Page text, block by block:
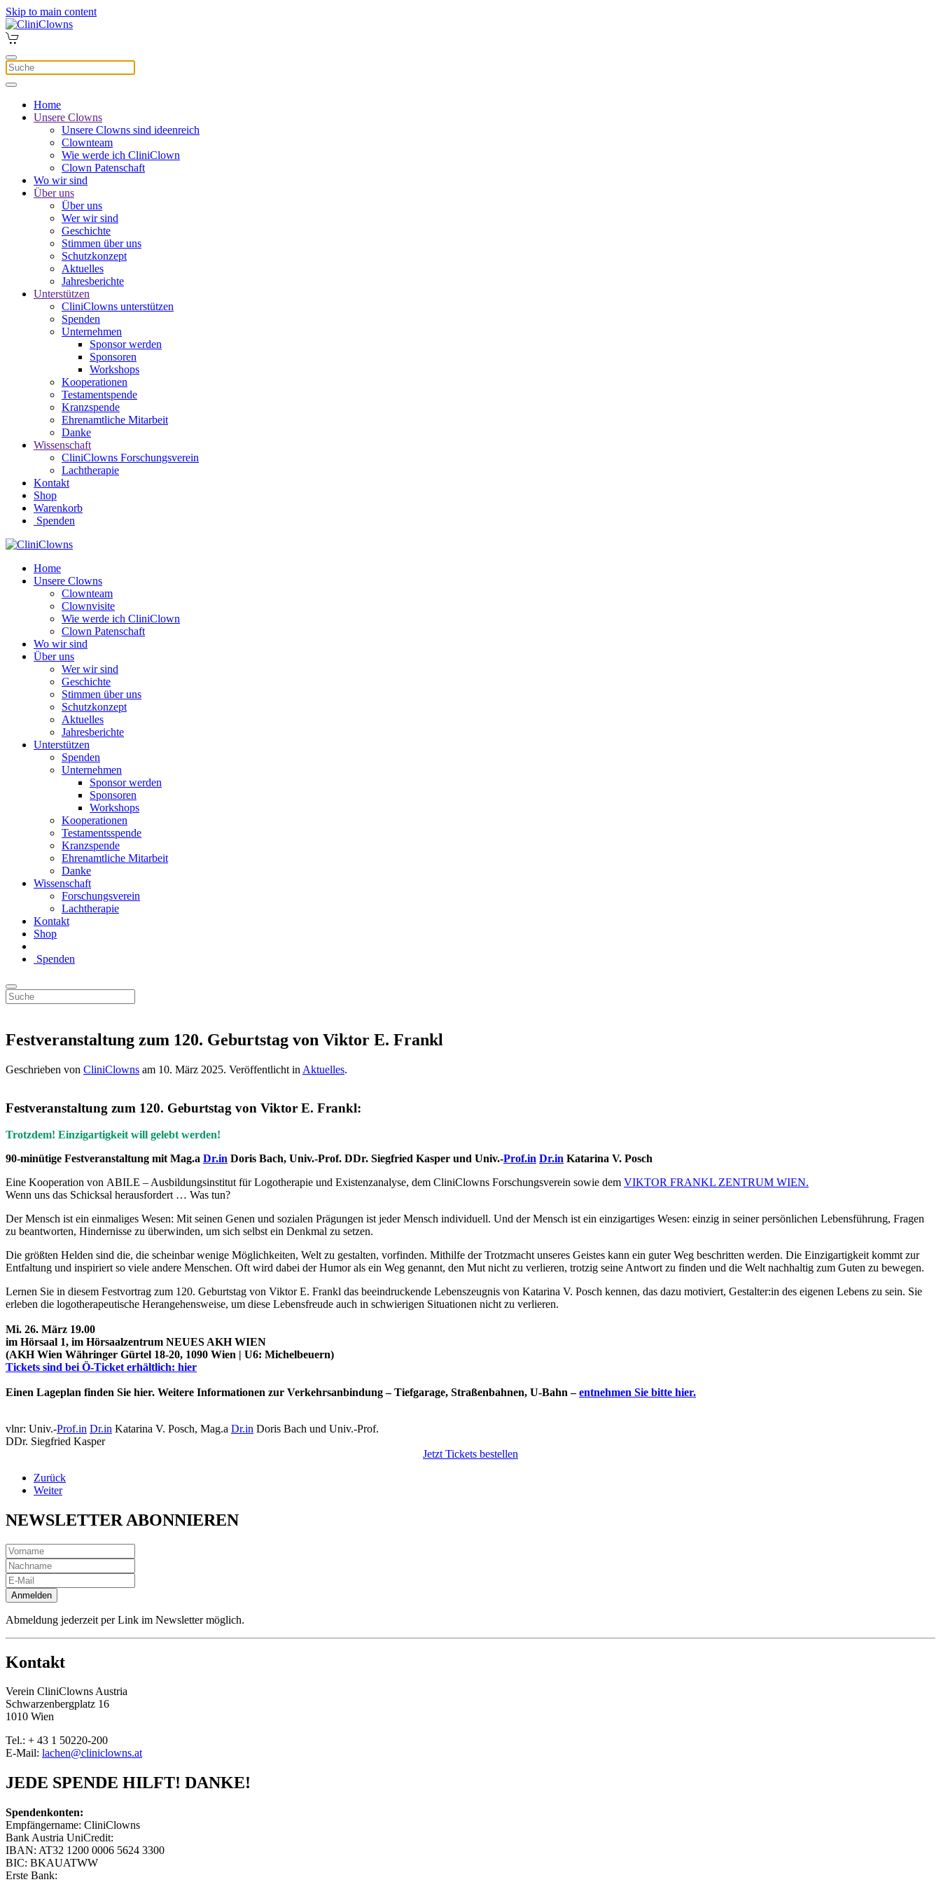
Skip to main content
Home
Unsere Clowns
Unsere Clowns sind ideenreich
Clownteam
Wie werde ich CliniClown
Clown Patenschaft
Wo wir sind
Über uns
Über uns
Wer wir sind
Geschichte
Stimmen über uns
Schutzkonzept
Aktuelles
Jahresberichte
Unterstützen
CliniClowns unterstützen
Spenden
Unternehmen
Sponsor werden
Sponsoren
Workshops
Kooperationen
Testamentspende
Kranzspende
Ehrenamtliche Mitarbeit
Danke
Wissenschaft
CliniClowns Forschungsverein
Lachtherapie
Kontakt
Shop
Warenkorb
Spenden
Home
Unsere Clowns
Clownteam
Clownvisite
Wie werde ich CliniClown
Clown Patenschaft
Wo wir sind
Über uns
Wer wir sind
Geschichte
Stimmen über uns
Schutzkonzept
Aktuelles
Jahresberichte
Unterstützen
Spenden
Unternehmen
Sponsor werden
Sponsoren
Workshops
Kooperationen
Testamentsspende
Kranzspende
Ehrenamtliche Mitarbeit
Danke
Wissenschaft
Forschungsverein
Lachtherapie
Kontakt
Shop
Spenden
Festveranstaltung zum 120. Geburtstag von Viktor E. Frankl
Geschrieben von CliniClowns am 10. März 2025. Veröffentlicht in Aktuelles.
Festveranstaltung zum 120. Geburtstag von Viktor E. Frankl:
Trotzdem! Einzigartigkeit will gelebt werden!
90-minütige Festveranstaltung mit Mag.a Dr.in Doris Bach, Univ.-Prof. DDr. Siegfried Kasper und Univ.-Prof.in Dr.in Katarina V. Posch
Eine Kooperation von ABILE – Ausbildungsinstitut für Logotherapie und Existenzanalyse, dem CliniClowns Forschungsverein sowie dem VIKTOR FRANKL ZENTRUM WIEN.
Wenn uns das Schicksal herausfordert … Was tun?
Der Mensch ist ein einmaliges Wesen: Mit seinen Genen und sozialen Prägungen ist jeder Mensch individuell. Und der Mensch ist ein einzigartiges Wesen: einzig in seiner persönlichen Lebensführung, Fragen
zu beantworten, Hindernisse zu überwinden, um sich selbst ein Denkmal zu setzen.
Die größten Helden sind die, die scheinbar wenige Möglichkeiten, Welt zu gestalten, vorfinden. Mithilfe der Trotzmacht unseres Geistes kann ein guter Weg beschritten werden. Die Einzigartigkeit kommt zur
Entfaltung und inspiriert so viele andere Menschen. Oft wird dabei der Humor als ein Weg genannt, den Mut nicht zu verlieren, trotzig seine Antwort zu finden und die Welt nachhaltig zum Guten zu bewegen.
Lernen Sie in diesem Festvortrag zum 120. Geburtstag von Viktor E. Frankl das beeindruckende Lebenszeugnis von Katarina V. Posch kennen, das dazu motiviert, Gestalter:in des eigenen Lebens zu sein. Sie
erleben die logotherapeutische Herangehensweise, um diese Lebensfreude auch in schwierigen Situationen nicht zu verlieren.
Mi. 26. März 19.00
im Hörsaal 1, im Hörsaalzentrum NEUES AKH WIEN
(AKH Wien Währinger Gürtel 18-20, 1090 Wien | U6: Michelbeuern)
Tickets sind bei Ö-Ticket erhältlich: hier
Einen Lageplan finden Sie hier. Weitere Informationen zur Verkehrsanbindung – Tiefgarage, Straßenbahnen, U-Bahn – entnehmen Sie bitte hier.
vlnr: Univ.-Prof.in Dr.in Katarina V. Posch, Mag.a Dr.in Doris Bach und Univ.-Prof.
DDr. Siegfried Kasper
Jetzt Tickets bestellen
Zurück
Weiter
NEWSLETTER ABONNIEREN
Anmelden
Abmeldung jederzeit per Link im Newsletter möglich.
Kontakt
Verein CliniClowns Austria
Schwarzenbergplatz 16
1010 Wien
Tel.: + 43 1 50220-200
E-Mail: lachen@cliniclowns.at
JEDE SPENDE HILFT! DANKE!
Spendenkonten:
Empfängername: CliniClowns
Bank Austria UniCredit:
IBAN: AT32 1200 0006 5624 3300
BIC: BKAUATWW
Erste Bank: